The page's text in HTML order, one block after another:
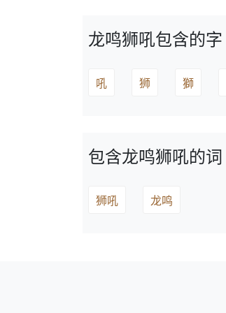
龙鸣狮吼包含的字
吼 狮 獅
包含龙鸣狮吼的词
狮吼 龙鸣